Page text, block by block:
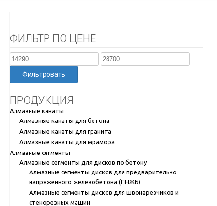
ФИЛЬТР ПО ЦЕНЕ
Фильтровать
ПРОДУКЦИЯ
Алмазные канаты
Алмазные канаты для бетона
Алмазные канаты для гранита
Алмазные канаты для мрамора
Алмазные сегменты
Алмазные сегменты для дисков по бетону
Алмазные сегменты дисков для предварительно
напряженного железобетона (ПНЖБ)
Алмазные сегменты дисков для швонарезчиков и
стенорезных машин